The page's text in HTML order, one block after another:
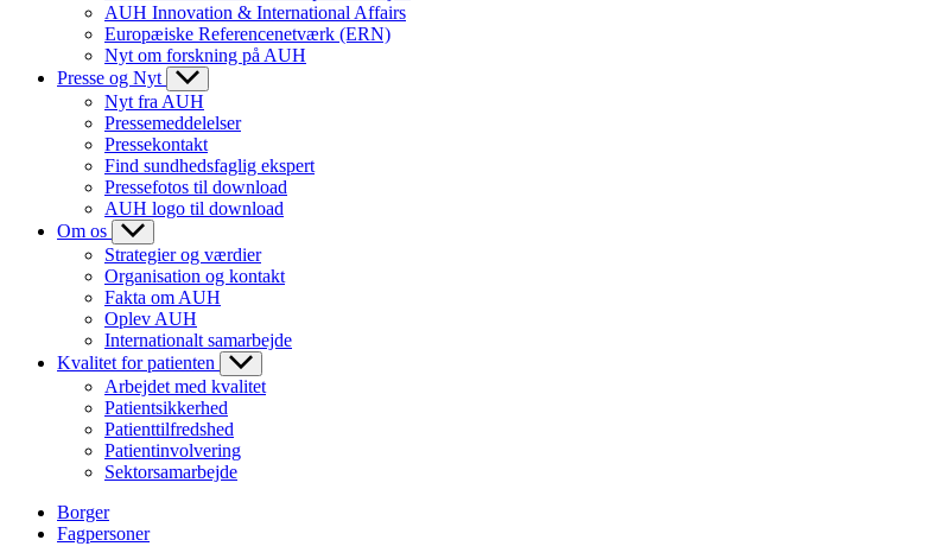
AUH Innovation & International Affairs
Europæiske Referencenetværk (ERN)
Nyt om forskning på AUH
Presse og Nyt
Nyt fra AUH
Pressemeddelelser
Pressekontakt
Find sundhedsfaglig ekspert
Pressefotos til download
AUH logo til download
Om os
Strategier og værdier
Organisation og kontakt
Fakta om AUH
Oplev AUH
Internationalt samarbejde
Kvalitet for patienten
Arbejdet med kvalitet
Patientsikkerhed
Patienttilfredshed
Patientinvolvering
Sektorsamarbejde
Borger
Fagpersoner